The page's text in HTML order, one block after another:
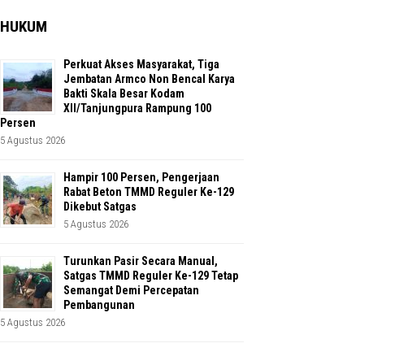
HUKUM
Perkuat Akses Masyarakat, Tiga
Jembatan Armco Non Bencal Karya
Bakti Skala Besar Kodam
XII/Tanjungpura Rampung 100
Persen
5 Agustus 2026
Hampir 100 Persen, Pengerjaan
Rabat Beton TMMD Reguler Ke-129
Dikebut Satgas
5 Agustus 2026
Turunkan Pasir Secara Manual,
Satgas TMMD Reguler Ke-129 Tetap
Semangat Demi Percepatan
Pembangunan
5 Agustus 2026